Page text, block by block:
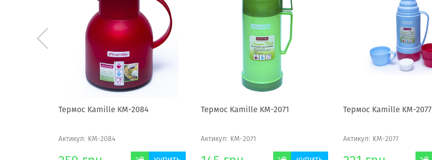
Термос Kamille KM-2084
Актикул: KM-2084
Термос Kamille KM-2071
Актикул: KM-2071
Термос Kamille KM-2077
Актикул: KM-2077